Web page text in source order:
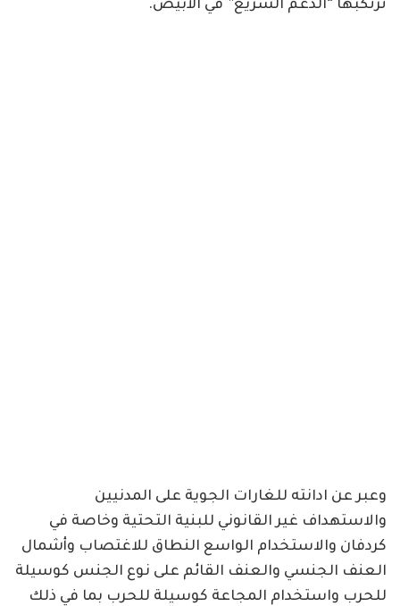
ترتكبها “الدعم السريع” في الأبيض.
وعبر عن ادانته للغارات الجوية على المدنيين
والاستهداف غير القانوني للبنية التحتية وخاصة في
كردفان والاستخدام الواسع النطاق للاغتصاب وأشمال
العنف الجنسي والعنف القائم على نوع الجنس كوسيلة
للحرب واستخدام المجاعة كوسيلة للحرب بما في ذلك